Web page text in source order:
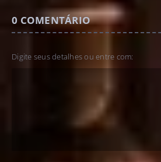
0 COMENTÁRIO
Digite seus detalhes ou entre com: